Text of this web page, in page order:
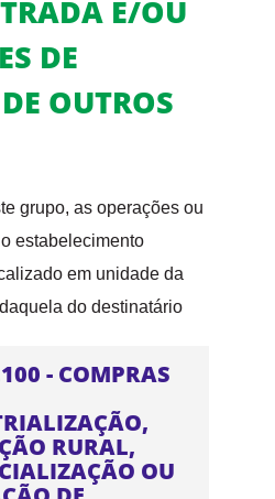
E/OU
DE
OUTROS
grupo, as operações ou
estabelecimento
em unidade da
do destinatário
- COMPRAS
RURAL,
OU